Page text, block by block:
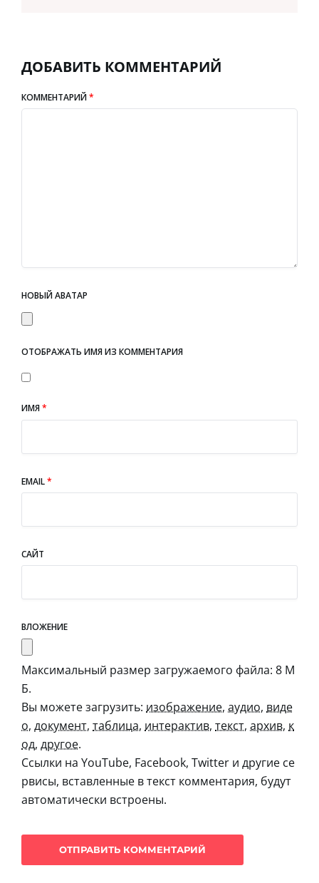
ДОБАВИТЬ КОММЕНТАРИЙ
КОММЕНТАРИЙ*
НОВЫЙ АВАТАР
ОТОБРАЖАТЬ ИМЯ ИЗ КОММЕНТАРИЯ
ИМЯ*
EMAIL*
САЙТ
ВЛОЖЕНИЕ
Максимальный размер загружаемого файла: 8 М
Б.
Вы можете загрузить: изображение, аудио, виде
о, документ, таблица, интерактив, текст, архив, к
од, другое.
Ссылки на YouTube, Facebook, Twitter и другие се
рвисы, вставленные в текст комментария, будут
автоматически встроены.